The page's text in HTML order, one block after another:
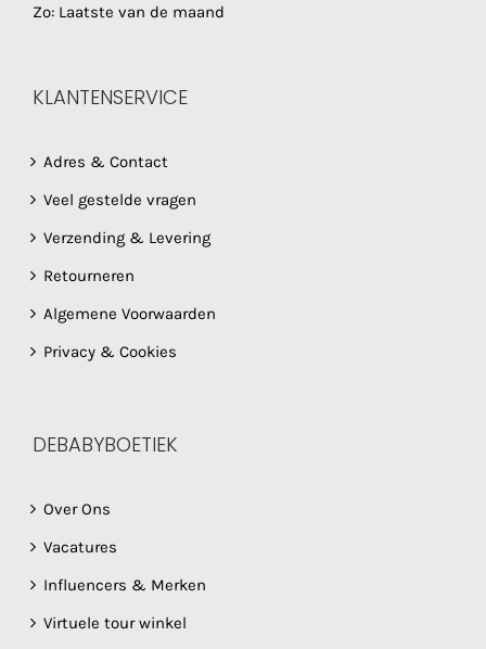
Zo: Laatste van de maand
KLANTENSERVICE
Adres & Contact
Veel gestelde vragen
Verzending & Levering
Retourneren
Algemene Voorwaarden
Privacy & Cookies
DEBABYBOETIEK
Over Ons
Vacatures
Influencers & Merken
Virtuele tour winkel